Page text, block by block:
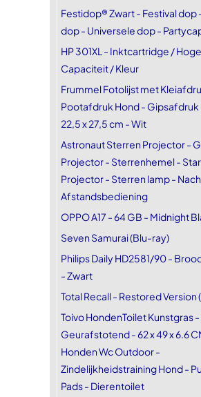
Festidop® Zwart - Festival dop
dop - Universele dop -
HP 301XL - Inktcartridge / Hoge
Capaciteit / Kleur
Frummel Fotolijst met
Pootafdruk Hond - Gipsafdruk
22,5 x 27,5 cm - Wit
Astronaut Sterren Projector -
Projector - Sterrenhemel - Star
Projector - Sterren lamp -
Afstandsbediening
OPPO A17 - 64 GB - Midnight
Seven Samurai (Blu-ray)
Philips Daily HD2581/90 -
- Zwart
Total Recall - Restored Version
Toivo HondenToilet Kunstgras
Geurafstotend - 62 x 49 x 6.6
Honden Wc Outdoor -
Zindelijkheidstraining Hond -
Pads - Dierentoilet